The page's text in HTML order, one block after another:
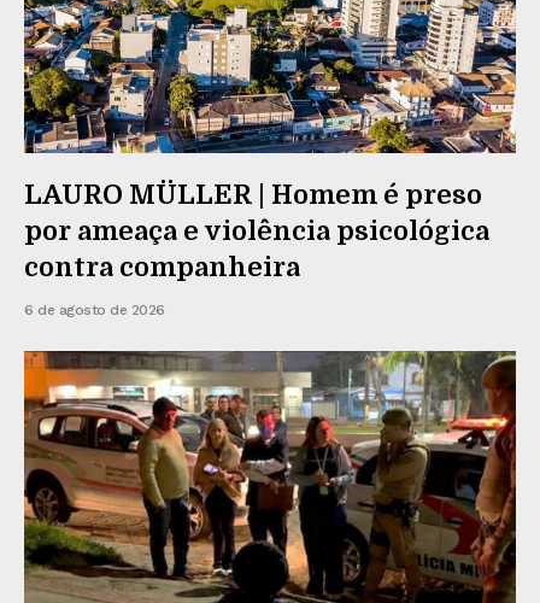
LAURO MÜLLER | Homem é preso
por ameaça e violência psicológica
contra companheira
6 de agosto de 2026